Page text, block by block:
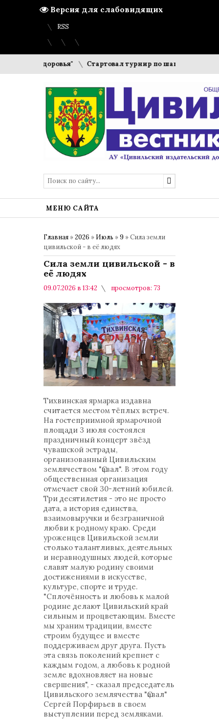
Версия для слабовидящих
Вход Регистрация
Карта сайта
RSS
здоровья" Стартовал турнир по шашкам и
МЕНЮ САЙТА
Главная »2026 » Июль »9 » Сила земли
цивильской - в её людях
Сила земли цивильской - в
её людях
09.07.2026 в 13:42
просмотров: 73
Тихвинская ярмарка издавна
считается местом тёплых встреч.
На гостеприимной ярмарочной
площади 3 июля состоялся
праздничный концерт звёзд
чувашской эстрады,
организованный Цивильским
землячеством "Ҫавал". В этом году
общественная организация
отмечает свой 30-летний юбилей.
Три десятилетия - это не просто
дата, а история единства,
взаимовыручки и безграничной
любви к родному краю. Среди
уроженцев Цивильской земли
столько талантливых, деятельных
и неравнодушных людей, которые
славят малую родину своими
достижениями в искусстве,
культуре, спорте и труде.
"Сплочённость и любовь к малой
родине делают Цивильский край
сильным и процветающим. Вместе
мы храним традиции, вместе
строим будущее и вместе
поддерживаем друг друга. Пусть
эта связь поколений крепнет с
каждым годом, а любовь к родной
земле вдохновляет на новые
свершения", - сказал председатель
Цивильского землячества "Ҫавал"
Сергей Порфирьев в своем
выступлении перед земляками.